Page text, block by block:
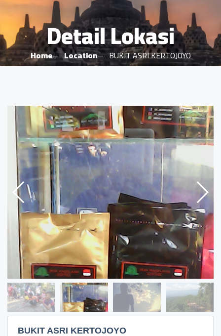
Detail Lokasi
Home Location BUKIT ASRI KERTOJOYO
BUKIT ASRI KERTOJOYO